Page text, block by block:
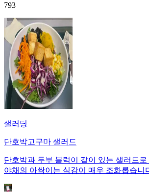
793
샐러딩
단호박고구마 샐러드
단호박과 두부 블럭이 같이 있는 샐러드
야채의 아싹이는 식감이 매우 조화롭습니